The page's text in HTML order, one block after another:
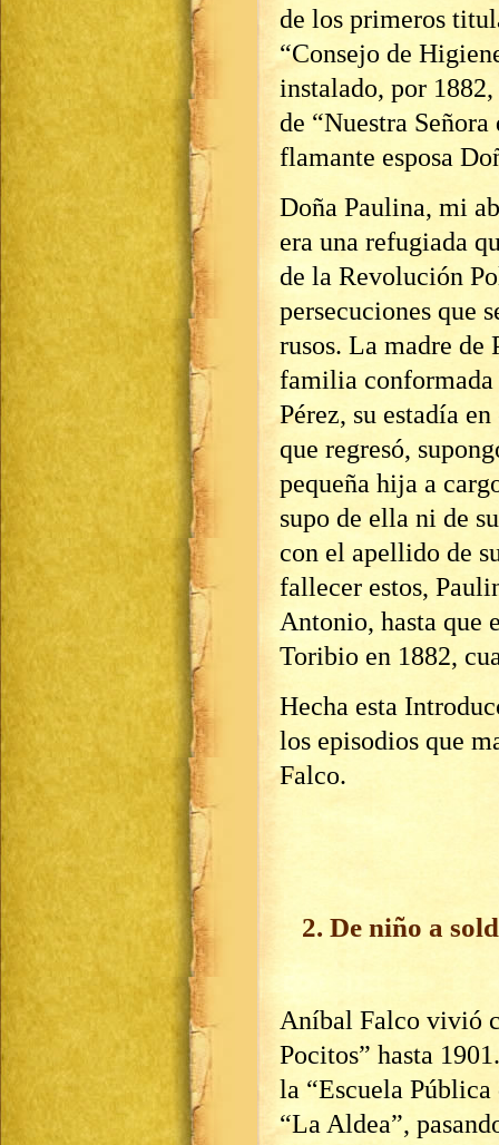
de los primeros
“Consejo de
instalado, por
de “Nuestra
flamante esposa
Doña Paulina, mi
era una refugiada
de la Revolución
persecuciones que
rusos. La madre de
familia
Pérez, su estadía
que regresó,
pequeña hija a
supo de ella ni de
con el apellido de
fallecer estos,
Antonio, hasta que
Toribio en 1882,
Hecha esta
los episodios que
Falco.
2. De niño a
Aníbal Falco vivió
Pocitos” hasta
la “Escuela
“La Aldea”,